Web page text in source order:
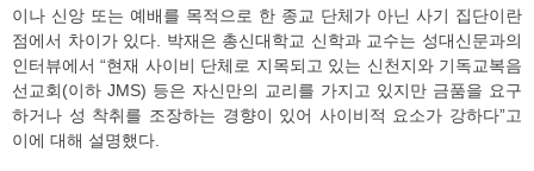
이나 신앙 또는 예배를 목적으로 한 종교 단체가 아닌 사기 집단이란
점에서 차이가 있다. 박재은 총신대학교 신학과 교수는 성대신문과의
인터뷰에서 “현재 사이비 단체로 지목되고 있는 신천지와 기독교복음
선교회(이하 JMS) 등은 자신만의 교리를 가지고 있지만 금품을 요구
하거나 성 착취를 조장하는 경향이 있어 사이비적 요소가 강하다”고
이에 대해 설명했다.